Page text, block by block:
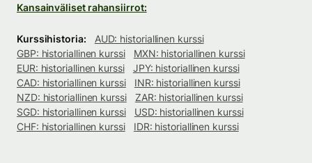
Kansainväliset rahansiirrot:
Kurssihistoria:
AUD: historiallinen kurssi
GBP: historiallinen kurssi
MXN: historiallinen kurssi
EUR: historiallinen kurssi
JPY: historiallinen kurssi
CAD: historiallinen kurssi
INR: historiallinen kurssi
NZD: historiallinen kurssi
ZAR: historiallinen kurssi
SGD: historiallinen kurssi
USD: historiallinen kurssi
CHF: historiallinen kurssi
IDR: historiallinen kurssi